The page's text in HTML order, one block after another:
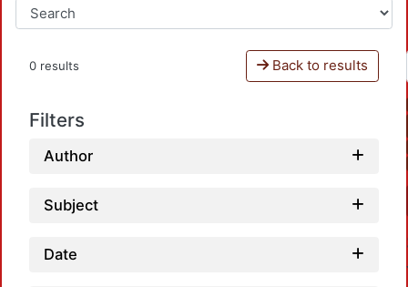
0 results Back to results
Filters
Author
Subject
Date